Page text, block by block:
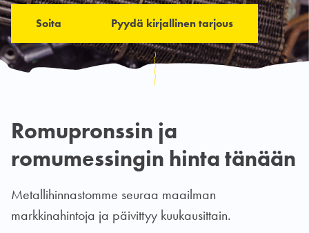
Soita Pyydä kirjallinen tarjous
Romupronssin ja
romumessingin hinta tänään
Metallihinnastomme seuraa maailman
markkinahintoja ja päivittyy kuukausittain.